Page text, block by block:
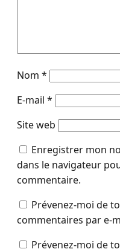
Nom *
E-mail *
Site web
Enregistrer mon
dans le navigateur
commentaire.
Prévenez-moi de
commentaires par e-
Prévenez-moi de